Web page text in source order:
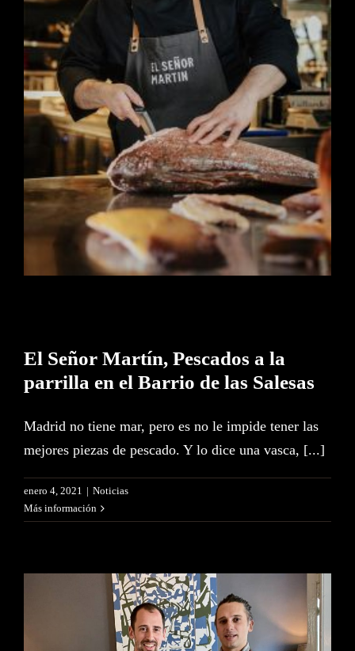
El Señor Martín, Pescados a la
parrilla en el Barrio de las
Salesas
El Señor Martín, Pescados a la
parrilla en el Barrio de las Salesas
Madrid no tiene mar, pero es no le impide tener las
mejores piezas de pescado. Y lo dice una vasca, [...]
enero 4, 2021 | Noticias
Más información